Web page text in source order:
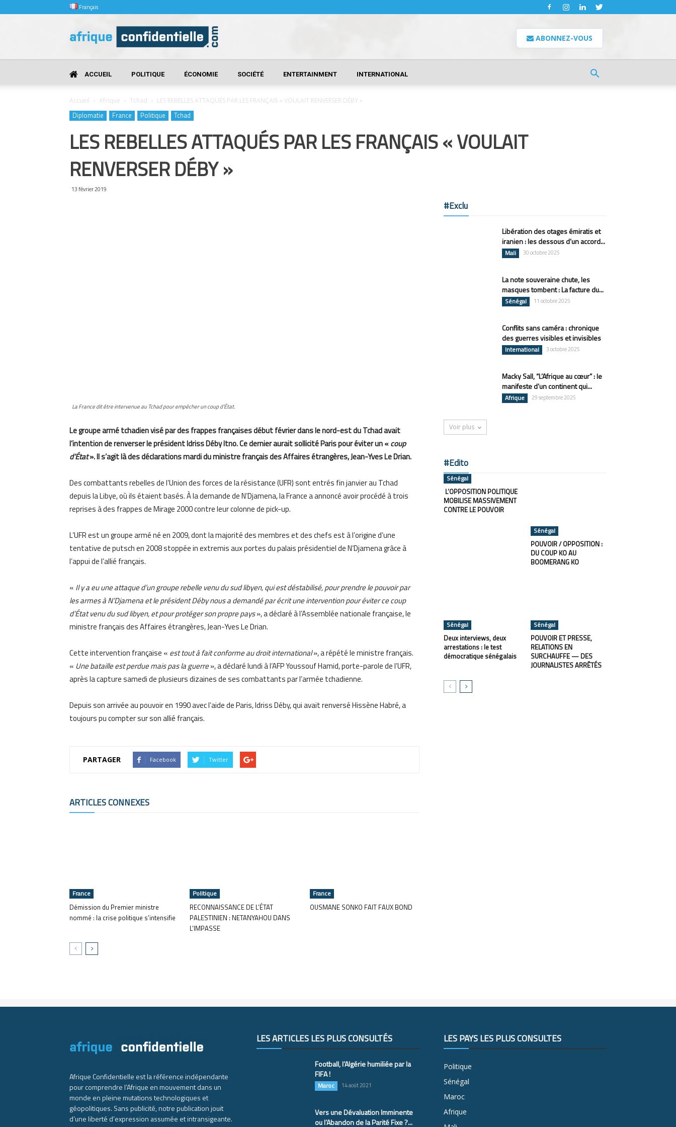
Français
Confidentielle
ABONNEZ-VOUS
ACCUEIL POLITIQUE ÉCONOMIE SOCIÉTÉ ENTERTAINMENT INTERNATIONAL
Accueil Afrique Tchad LES REBELLES ATTAQUÉS PAR LES FRANÇAIS « VOULAIT RENVERSER DÉBY »
Diplomatie France Politique Tchad
LES REBELLES ATTAQUÉS PAR LES FRANÇAIS « VOULAIT
RENVERSER DÉBY »
13 février 2019
La France dit être intervenue au Tchad pour empêcher un coup d’État.
Le groupe armé tchadien visé par des frappes françaises début février dans le nord-est du Tchad avait
l’intention de renverser le président Idriss Déby Itno. Ce dernier aurait sollicité Paris pour éviter un «coup
d’État». Il s’agit là des déclarations mardi du ministre français des Affaires étrangères, Jean-Yves Le Drian.
Des combattants rebelles de l’Union des forces de la résistance (UFR) sont entrés fin janvier au Tchad
depuis la Libye, où ils étaient basés. À la demande de N’Djamena, la France a annoncé avoir procédé à trois
reprises à des frappes de Mirage 2000 contre leur colonne de pick-up.
L’UFR est un groupe armé né en 2009, dont la majorité des membres et des chefs est à l’origine d’une
tentative de putsch en 2008 stoppée in extremis aux portes du palais présidentiel de N’Djamena grâce à
l’appui de l’allié français.
« Il y a eu une attaque d’un groupe rebelle venu du sud libyen, qui est déstabilisé, pour prendre le pouvoir par
les armes à N’Djamena et le président Déby nous a demandé par écrit une intervention pour éviter ce coup
d’État venu du sud libyen, et pour protéger son propre pays», a déclaré à l’Assemblée nationale française, le
ministre français des Affaires étrangères, Jean-Yves Le Drian.
Cette intervention française « est tout à fait conforme au droit international», a répété le ministre français.
« Une bataille est perdue mais pas la guerre», a déclaré lundi à l’AFP Youssouf Hamid, porte-parole de l’UFR,
après la capture samedi de plusieurs dizaines de ses combattants par l’armée tchadienne.
Depuis son arrivée au pouvoir en 1990 avec l’aide de Paris, Idriss Déby, qui avait renversé Hissène Habré, a
toujours pu compter sur son allié français.
PARTAGER Facebook Twitter
ARTICLES CONNEXES
France
Démission du Premier ministre
nommé : la crise politique s’intensifie
Politique
RECONNAISSANCE DE L’ÉTAT
PALESTINIEN : NETANYAHOU DANS
L’IMPASSE
France
OUSMANE SONKO FAIT FAUX BOND
#Exclu
Libération des otages émiratis et
iranien : les dessous d’un accord...
Mali 30 octobre 2025
La note souveraine chute, les
masques tombent : La facture du...
Sénégal 11 octobre 2025
Conflits sans caméra : chronique
des guerres visibles et invisibles
International 3 octobre 2025
Macky Sall, “L’Afrique au cœur” : le
manifeste d’un continent qui...
Afrique 29 septembre 2025
Voir plus
#Edito
Sénégal
L’OPPOSITION POLITIQUE
MOBILISE MASSIVEMENT
CONTRE LE POUVOIR
Sénégal
POUVOIR / OPPOSITION :
DU COUP KO AU
BOOMERANG KO
Sénégal
Deux interviews, deux
arrestations : le test
démocratique sénégalais
Sénégal
POUVOIR ET PRESSE,
RELATIONS EN
SURCHAUFFE — DES
JOURNALISTES ARRÊTÉS
Afrique Confidentielle est la référence indépendante
pour comprendre l’Afrique en mouvement dans un
monde en pleine mutations technologiques et
géopolitiques. Sans publicité, notre publication jouit
d’une liberté d’expression assumée et intransigeante.
LES ARTICLES LES PLUS CONSULTÉS
Football, l’Algérie humiliée par la
FIFA !
Maroc 14 août 2021
Vers une Dévaluation Imminente
ou l’Abandon de la Parité Fixe ?...
LES PAYS LES PLUS CONSULTÉS
Politique
Sénégal
Maroc
Afrique